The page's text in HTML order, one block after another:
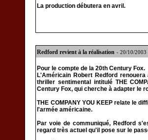
La production débutera en avril.
Redford revient à la réalisation - 20/10/2003
Pour le compte de la 20th Century Fox.
L'Américain Robert Redford
thriller sentimental intitulé THE
Century Fox, qui cherche à adapter le
THE COMPANY YOU KEEP relate le
l'armée américaine.
Par voie de communiqué, Redford
regard très actuel qu'il pose sur le